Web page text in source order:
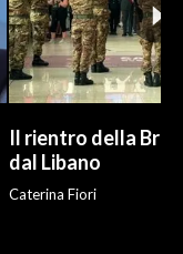
Il rientro della
dal Libano
Caterina Fiori